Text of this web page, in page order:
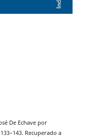
De Echave por
Recuperado a